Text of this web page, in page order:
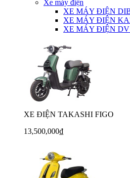
Xe máy điện
XE MÁY ĐIỆN
XE MÁY ĐIỆN
XE MÁY ĐIỆN DV
XE ĐIỆN TAKASHI FIGO
13,500,000₫